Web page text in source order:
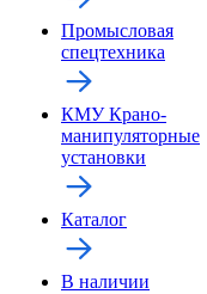
Промысловая
спецтехника
КМУ Крано-
манипуляторные
установки
Каталог
В наличии